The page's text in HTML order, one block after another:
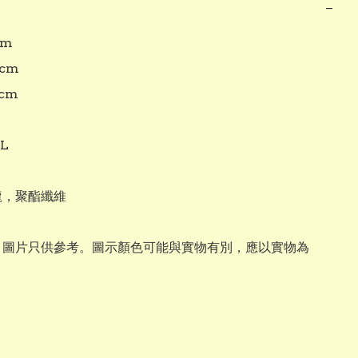
−
聚酯纖維
片只供參考。圖示顏色可能與實物有別，應以實物為